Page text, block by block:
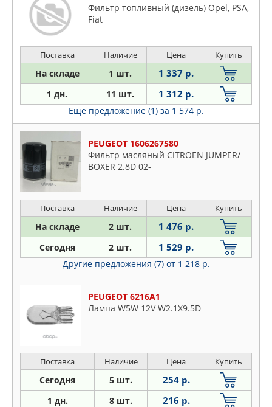
Фильтр топливный (дизель) Opel, PSA,
Fiat
Поставка Наличие Цена Купить
На складе 1 шт. 1 337 р.
1 дн. 11 шт. 1 312 р.
Еще предложение (1) за 1 574 р.
PEUGEOT 1606267580
Фильтр масляный CITROEN JUMPER/
BOXER 2.8D 02-
Поставка Наличие Цена Купить
На складе 2 шт. 1 476 р.
Сегодня 2 шт. 1 529 р.
Другие предложения (7) от 1 218 р.
PEUGEOT 6216A1
Лампа W5W 12V W2.1X9.5D
Поставка Наличие Цена Купить
Сегодня 5 шт. 254 р.
1 дн. 8 шт. 216 р.